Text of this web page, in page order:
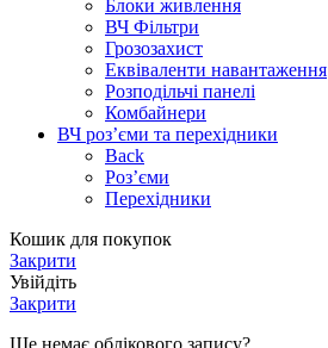
Блоки живлення
ВЧ Фільтри
Грозозахист
Еквіваленти навантаження
Розподільчі панелі
Комбайнери
ВЧ роз’єми та перехідники
Back
Роз’єми
Перехідники
Кошик для покупок
Закрити
Увійдіть
Закрити
Ще немає облікового запису?